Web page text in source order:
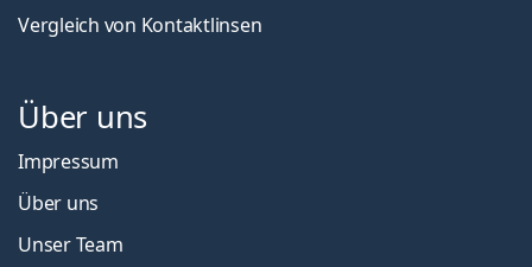
Vergleich von Kontaktlinsen
Über uns
Impressum
Über uns
Unser Team